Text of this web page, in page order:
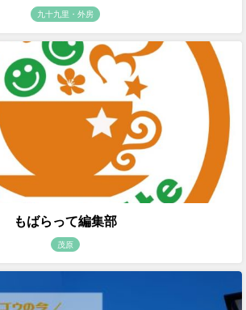
九十九里・外房
もばらって編集部
茂原